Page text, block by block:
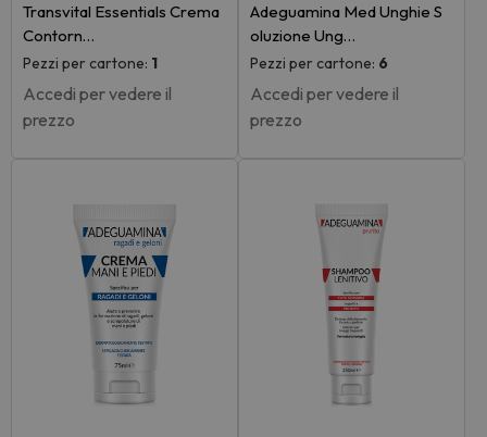
Transvital Essentials Crema
Contorn…
Pezzi per cartone: 1
Accedi per vedere il
prezzo
Adeguamina Med Unghie S
oluzione Ung…
Pezzi per cartone: 6
Accedi per vedere il
prezzo